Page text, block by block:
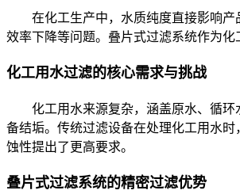
在化工生产中，水质纯度直接影响
效率下降等问题。叠片式过滤系统作为
化工用水过滤的核心需求与挑战
化工用水来源复杂，涵盖原水、循
备结垢。传统过滤设备在处理化工用水
蚀性提出了更高要求。
叠片式过滤系统的精密过滤优势